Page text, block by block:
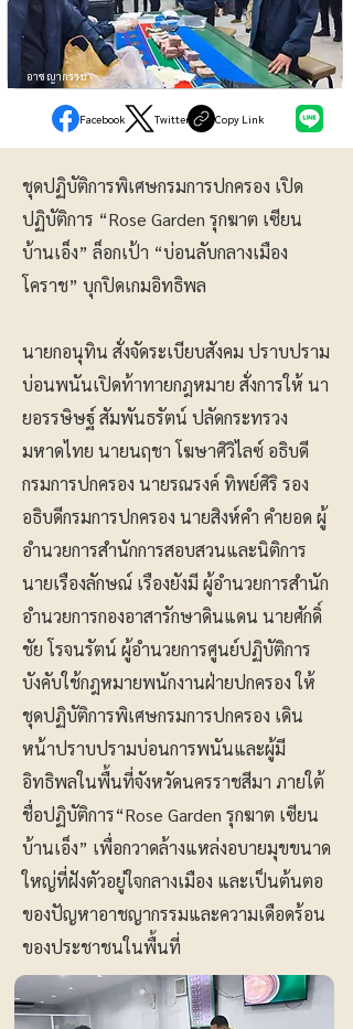
อาชญากรรม
Facebook Twitter Copy Link
ชุดปฏิบัติการพิเศษกรมการปกครอง เปิด
ปฏิบัติการ “Rose Garden รุกฆาต เซียน
บ้านเอ็ง” ล็อกเป้า “บ่อนลับกลางเมือง
โคราช” บุกปิดเกมอิทธิพล
นายกอนุทิน สั่งจัดระเบียบสังคม ปราบปราม
บ่อนพนันเปิดท้าทายกฎหมาย สั่งการให้ นา
ยอรรษิษฐ์ สัมพันธรัตน์ ปลัดกระทรวง
มหาดไทย นายนฤชา โฆษาศิวิไลซ์ อธิบดี
กรมการปกครอง นายรณรงค์ ทิพย์ศิริ รอง
อธิบดีกรมการปกครอง นายสิงห์คำ คำยอด ผู้
อำนวยการสำนักการสอบสวนและนิติการ
นายเรืองลักษณ์ เรืองยังมี ผู้อำนวยการสํานัก
อํานวยการกองอาสารักษาดินแดน นายศักดิ์
ชัย โรจนรัตน์ ผู้อำนวยการศูนย์ปฏิบัติการ
บังคับใช้กฎหมายพนักงานฝ่ายปกครอง ให้
ชุดปฏิบัติการพิเศษกรมการปกครอง เดิน
หน้าปราบปรามบ่อนการพนันและผู้มี
อิทธิพลในพื้นที่จังหวัดนครราชสีมา ภายใต้
ชื่อปฏิบัติการ“Rose Garden รุกฆาต เซียน
บ้านเอ็ง” เพื่อกวาดล้างแหล่งอบายมุขขนาด
ใหญ่ที่ฝังตัวอยู่ใจกลางเมือง และเป็นต้นตอ
ของปัญหาอาชญากรรมและความเดือดร้อน
ของประชาชนในพื้นที่